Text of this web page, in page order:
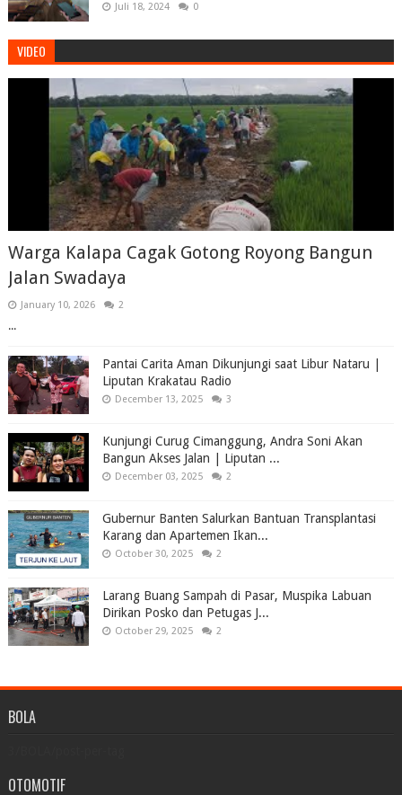
Juli 18, 2024 0
VIDEO
Warga Kalapa Cagak Gotong Royong Bangun
Jalan Swadaya
January 10, 2026 2
...
Pantai Carita Aman Dikunjungi saat Libur Nataru |
Liputan Krakatau Radio
December 13, 2025 3
Kunjungi Curug Cimanggung, Andra Soni Akan
Bangun Akses Jalan | Liputan ...
December 03, 2025 2
Gubernur Banten Salurkan Bantuan Transplantasi
Karang dan Apartemen Ikan...
October 30, 2025 2
Larang Buang Sampah di Pasar, Muspika Labuan
Dirikan Posko dan Petugas J...
October 29, 2025 2
BOLA
OTOMOTIF